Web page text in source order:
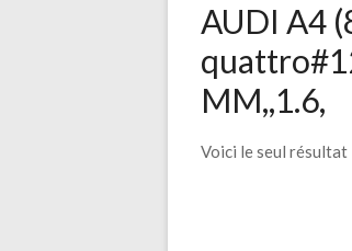
AUDI A4
MM,,1.6,
Voici le seul résultat